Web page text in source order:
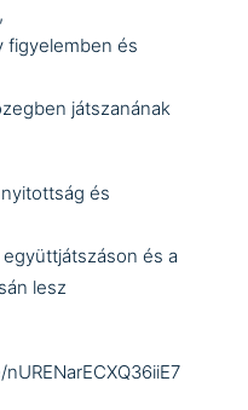
figyelemben és
játszanának
és
és a
lesz